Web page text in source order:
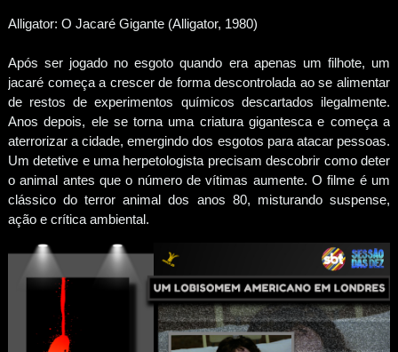
Alligator: O Jacaré Gigante (Alligator, 1980)
Após ser jogado no esgoto quando era apenas um filhote, um
jacaré começa a crescer de forma descontrolada ao se alimentar
de restos de experimentos químicos descartados ilegalmente.
Anos depois, ele se torna uma criatura gigantesca e começa a
aterrorizar a cidade, emergindo dos esgotos para atacar pessoas.
Um detetive e uma herpetologista precisam descobrir como deter
o animal antes que o número de vítimas aumente. O filme é um
clássico do terror animal dos anos 80, misturando suspense,
ação e crítica ambiental.